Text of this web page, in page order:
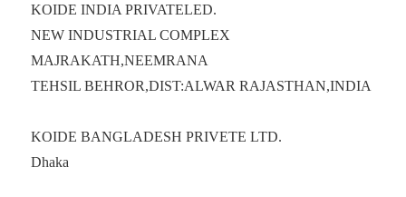
KOIDE INDIA PRIVATELED.
NEW INDUSTRIAL COMPLEX
MAJRAKATH,NEEMRANA
TEHSIL BEHROR,DIST:ALWAR RAJASTHAN,INDIA
KOIDE BANGLADESH PRIVETE LTD.
Dhaka